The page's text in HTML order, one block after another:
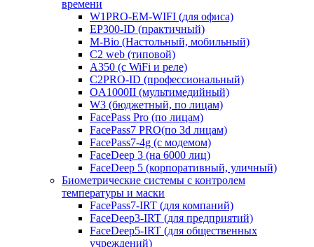
времени
W1PRO-EM-WIFI (для офиса)
EP300-ID (практичный)
M-Bio (Настольный, мобильный)
С2 web (типовой)
A350 (с WiFi и реле)
C2PRO-ID (профессиональный)
OA1000II (мультимедийный)
W3 (бюджетный, по лицам)
FacePass Pro (по лицам)
FacePass7 PRO(по 3d лицам)
FacePass7-4g (с модемом)
FaceDeep 3 (на 6000 лиц)
FaceDeep 5 (корпоративный, уличный)
Биометрические системы с контролем
температуры и маски
FacePass7-IRT (для компаний)
FaceDeep3-IRT (для предприятий)
FaceDeep5-IRT (для общественных
учреждений)